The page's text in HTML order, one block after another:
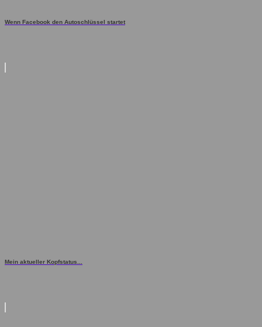
Wenn Facebook den Autoschlüssel startet
Mein aktueller Kopfstatus...